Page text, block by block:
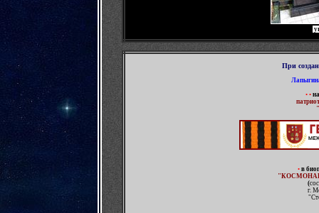
При
• •
"
• в
(
г.